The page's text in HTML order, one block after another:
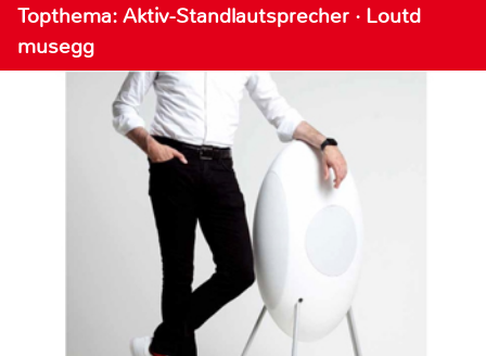
Topthema: Aktiv-Standlautsprecher · Loutd
musegg